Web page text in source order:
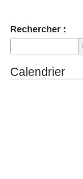
Rechercher :
Calendrier